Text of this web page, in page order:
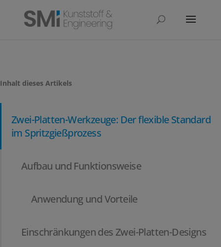
Inhalt dieses Artikels
Zwei-Platten-Werkzeuge: Der flexible Standard
im Spritzgießprozess
Aufbau und Funktionsweise
Anwendung und Vorteile
Einschränkungen des Zwei-Platten-Designs